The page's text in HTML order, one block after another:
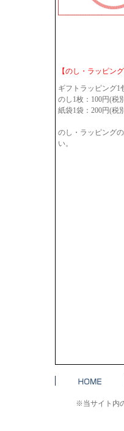
【のし・ラッピング
ギフトラッピング1
のし1枚：100円(税
紙袋1袋：200円(税
のし・ラッピング
い。
※当サイト内